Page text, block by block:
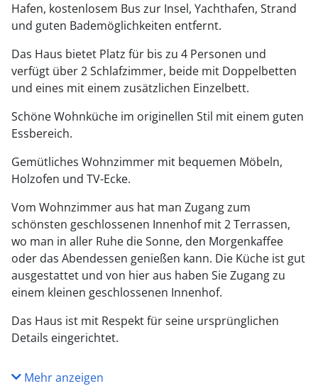
Hafen, kostenlosem Bus zur Insel, Yachthafen, Strand
und guten Bademöglichkeiten entfernt.
Das Haus bietet Platz für bis zu 4 Personen und
verfügt über 2 Schlafzimmer, beide mit Doppelbetten
und eines mit einem zusätzlichen Einzelbett.
Schöne Wohnküche im originellen Stil mit einem guten
Essbereich.
Gemütliches Wohnzimmer mit bequemen Möbeln,
Holzofen und TV-Ecke.
Vom Wohnzimmer aus hat man Zugang zum
schönsten geschlossenen Innenhof mit 2 Terrassen,
wo man in aller Ruhe die Sonne, den Morgenkaffee
oder das Abendessen genießen kann. Die Küche ist gut
ausgestattet und von hier aus haben Sie Zugang zu
einem kleinen geschlossenen Innenhof.
Das Haus ist mit Respekt für seine ursprünglichen
Details eingerichtet.
Mehr anzeigen